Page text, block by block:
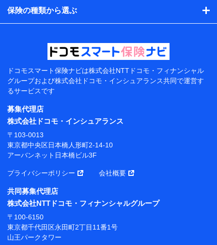
アンケートやキャンペーン等の実施のため
上記に係る案内・手続き・管理等付帯業務を行うため
当該個人データを取り扱う各共同利用者（詳細は次のと
東京都千代田区永田町2丁目11番1号 山王パークタワー
株式会社NTTドコモ 代表取締役社長 前田 義晃
東京都中央区日本橋人形町2-14-10 アーバンネット日
本橋ビル 3F
長 吉村 忠義
※ 当社および株式会社NTTドコモは、お客さまの情報
ソナルデータ憲章」に定める行動原則を順守します 。
※ パーソナルデータダッシュボードの「第三者提供の
管理」の設定状態にかかわらず、共同利用する場合があ
ります。
※ dポイントクラブ会員ではないお客さま（2019年12
月11日以降、一度もdポイントクラブ会員であったこと
がないお客さまに限る）に関する、2019年12月10日以
保険の種類から選ぶ
ドコモスマート保険ナビは株式会社NTTドコモ・フィナンシャル
グループおよび株式会社ドコモ・インシュアランス共同で運営す
るサービスです
募集代理店
株式会社ドコモ・インシュアランス
〒103-0013
東京都中央区日本橋人形町2-14-10
アーバンネット日本橋ビル3F
プライバシーポリシー 会社概要
共同募集代理店
株式会社NTTドコモ・フィナンシャルグループ
〒100-6150
東京都千代田区永田町2丁目11番1号
山王パークタワー